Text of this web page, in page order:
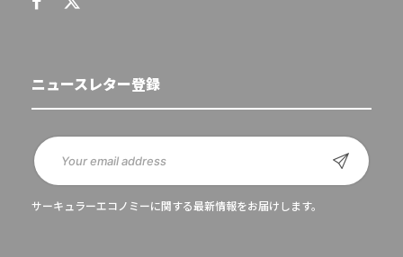
ニュースレター登録
サーキュラーエコノミーに関する最新情報をお届けします。